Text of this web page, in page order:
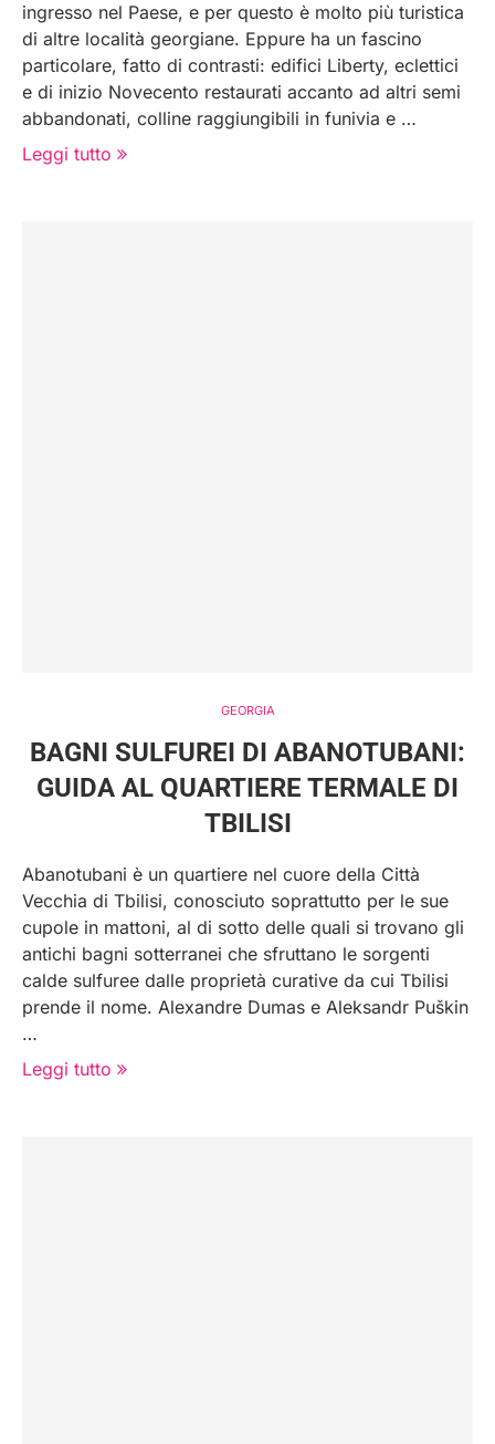
ingresso nel Paese, e per questo è molto più turistica
di altre località georgiane. Eppure ha un fascino
particolare, fatto di contrasti: edifici Liberty, eclettici
e di inizio Novecento restaurati accanto ad altri semi
abbandonati, colline raggiungibili in funivia e …
Leggi tutto
GEORGIA
BAGNI SULFUREI DI ABANOTUBANI:
GUIDA AL QUARTIERE TERMALE DI
TBILISI
Abanotubani è un quartiere nel cuore della Città
Vecchia di Tbilisi, conosciuto soprattutto per le sue
cupole in mattoni, al di sotto delle quali si trovano gli
antichi bagni sotterranei che sfruttano le sorgenti
calde sulfuree dalle proprietà curative da cui Tbilisi
prende il nome. Alexandre Dumas e Aleksandr Puškin
…
Leggi tutto